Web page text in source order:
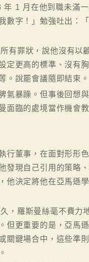
1 月在他到職未滿
數字！」勉強吐出：
有罪狀，說他沒有以
定更高的標準、沒有
。說罷會議隨即結束。
氣暴躁。但事後回想
面臨的處境當作機會
行董事，在面對形形
發現自己引用的策略
他決定將他在亞馬遜
，羅斯曼絲毫不費力
但更重要的是，亞馬
關鍵場合中，這些準